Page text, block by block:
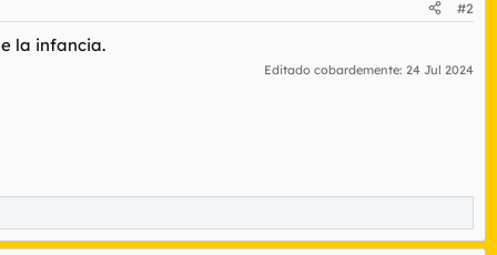
#2
la infancia.
Editado cobardemente: 24 Jul 2024